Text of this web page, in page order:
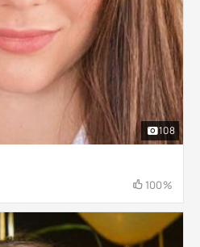
100%
108